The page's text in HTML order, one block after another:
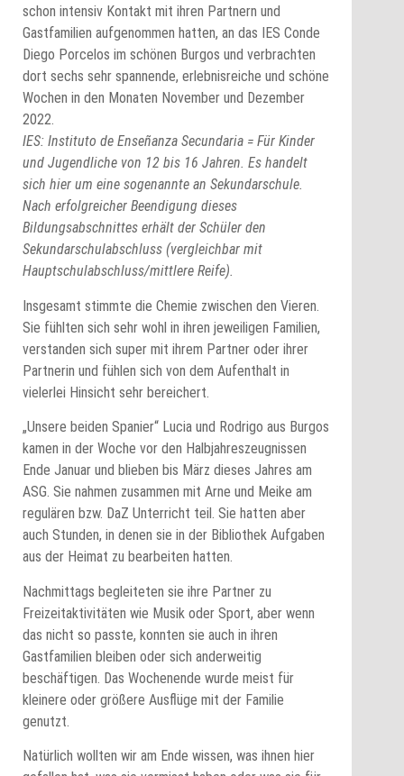
schon intensiv Kontakt mit ihren Partnern und
Gastfamilien aufgenommen hatten, an das IES Conde
Diego Porcelos im schönen Burgos und verbrachten
dort sechs sehr spannende, erlebnisreiche und schöne
Wochen in den Monaten November und Dezember
2022.
IES: Instituto de Enseñanza Secundaria = Für Kinder
und Jugendliche von 12 bis 16 Jahren. Es handelt
sich hier um eine sogenannte an Sekundarschule.
Nach erfolgreicher Beendigung dieses
Bildungsabschnittes erhält der Schüler den
Sekundarschulabschluss (vergleichbar mit
Hauptschulabschluss/mittlere Reife).
Insgesamt stimmte die Chemie zwischen den Vieren.
Sie fühlten sich sehr wohl in ihren jeweiligen Familien,
verstanden sich super mit ihrem Partner oder ihrer
Partnerin und fühlen sich von dem Aufenthalt in
vielerlei Hinsicht sehr bereichert.
„Unsere beiden Spanier“ Lucia und Rodrigo aus Burgos
kamen in der Woche vor den Halbjahreszeugnissen
Ende Januar und blieben bis März dieses Jahres am
ASG. Sie nahmen zusammen mit Arne und Meike am
regulären bzw. DaZ Unterricht teil. Sie hatten aber
auch Stunden, in denen sie in der Bibliothek Aufgaben
aus der Heimat zu bearbeiten hatten.
Nachmittags begleiteten sie ihre Partner zu
Freizeitaktivitäten wie Musik oder Sport, aber wenn
das nicht so passte, konnten sie auch in ihren
Gastfamilien bleiben oder sich anderweitig
beschäftigen. Das Wochenende wurde meist für
kleinere oder größere Ausflüge mit der Familie
genutzt.
Natürlich wollten wir am Ende wissen, was ihnen hier